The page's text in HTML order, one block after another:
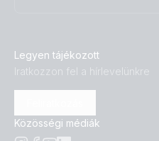
Legyen tájékozott
Iratkozzon fel a hírlevelünkre
Közösségi médiák